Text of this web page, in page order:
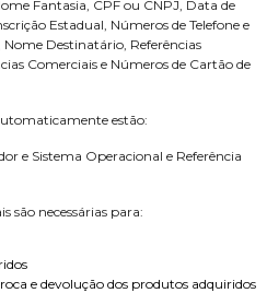
Fantasia, CPF ou CNPJ, Data de
Estadual, Números de Telefone e
Destinatário, Referências
Comerciais e Números de Cartão de
estão:
e Sistema Operacional e Referência
são necessárias para:
e devolução dos produtos adquiridos